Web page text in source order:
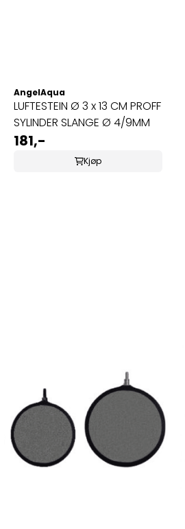
AngelAqua
LUFTESTEIN Ø 3 x 13 CM PROFF
SYLINDER SLANGE Ø 4/9MM
181,-
Kjøp